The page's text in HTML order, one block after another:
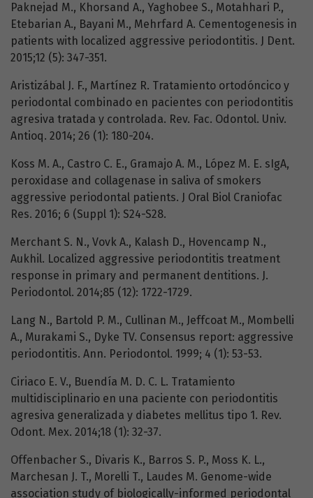
Paknejad M., Khorsand A., Yaghobee S., Motahhari P.,
Etebarian A., Bayani M., Mehrfard A. Cementogenesis in
patients with localized aggressive periodontitis. J Dent.
2015;12 (5): 347-351.
Aristizábal J. F., Martínez R. Tratamiento ortodóncico y
periodontal combinado en pacientes con periodontitis
agresiva tratada y controlada. Rev. Fac. Odontol. Univ.
Antioq. 2014; 26 (1): 180-204.
Koss M. A., Castro C. E., Gramajo A. M., López M. E. sIgA,
peroxidase and collagenase in saliva of smokers
aggressive periodontal patients. J Oral Biol Craniofac
Res. 2016; 6 (Suppl 1): S24-S28.
Merchant S. N., Vovk A., Kalash D., Hovencamp N.,
Aukhil. Localized aggressive periodontitis treatment
response in primary and permanent dentitions. J.
Periodontol. 2014;85 (12): 1722-1729.
Lang N., Bartold P. M., Cullinan M., Jeffcoat M., Mombelli
A., Murakami S., Dyke TV. Consensus report: aggressive
periodontitis. Ann. Periodontol. 1999; 4 (1): 53-53.
Ciriaco E. V., Buendía M. D. C. L. Tratamiento
multidisciplinario en una paciente con periodontitis
agresiva generalizada y diabetes mellitus tipo 1. Rev.
Odont. Mex. 2014;18 (1): 32-37.
Offenbacher S., Divaris K., Barros S. P., Moss K. L.,
Marchesan J. T., Morelli T., Laudes M. Genome-wide
association study of biologically-informed periodontal